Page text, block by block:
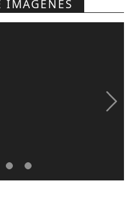
IMÁGENES
Next